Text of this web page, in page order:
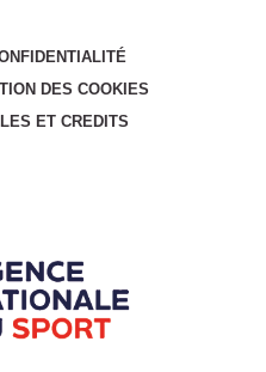
DES COOKIES
ET CREDITS